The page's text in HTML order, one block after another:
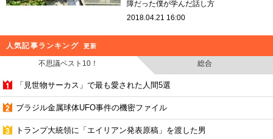
障だった僕が学んだ話し方
2018.04.21 16:00
人気記事ランキング 更新
不思議ベスト10！ 総合
「見世物サーカス」で最も愛された人間5選
ブラジル金属球体UFO事件の機密ファイル
トランプ大統領に「エイリアン発表原稿」を渡した男